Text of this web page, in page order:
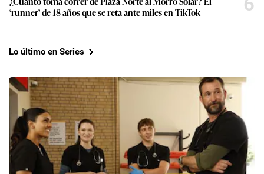
‘runner’ de 18 años que se reta ante miles en TikTok
Lo último en Series